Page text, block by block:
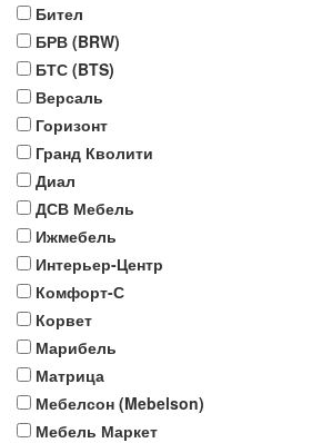
Бител
БРВ (BRW)
БТС (BTS)
Версаль
Горизонт
Гранд Кволити
Диал
ДСВ Мебель
Ижмебель
Интерьер-Центр
Комфорт-С
Корвет
Марибель
Матрица
Мебелсон (Mebelson)
Мебель Маркет